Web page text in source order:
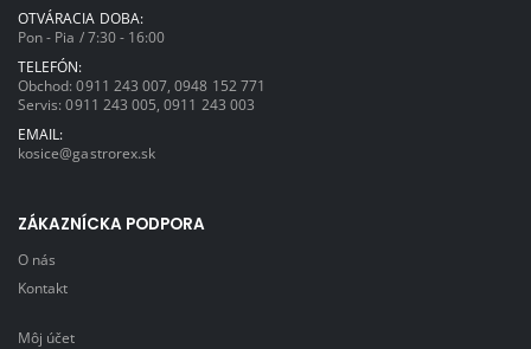
OTVÁRACIA DOBA:
Pon - Pia / 7:30 - 16:00
TELEFÓN:
Obchod:0911 243 007 ,0948 152 771
Servis:0911 243 005 ,0911 243 003
EMAIL:
kosice@gastrorex.sk
ZÁKAZNÍCKA PODPORA
O nás
Kontakt
Môj účet